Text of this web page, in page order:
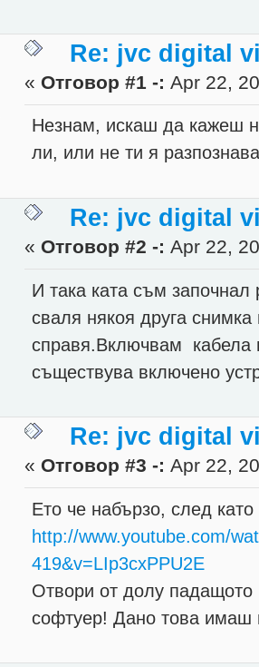
Re: jvc digital
« Отговор #1 -: Apr 22,
Незнам, искаш да кажеш
ли, или не ти я
Re: jvc digital
« Отговор #2 -: Apr 22,
И така ката съм
сваля някоя друга
справя.Включвам кабела
съществува включено
Re: jvc digital
« Отговор #3 -: Apr 22,
Ето че набързо, след
http://www.youtube.com/
419&v=LIp3cxPPU2E
Отвори от долу
софтуер! Дано това имаш